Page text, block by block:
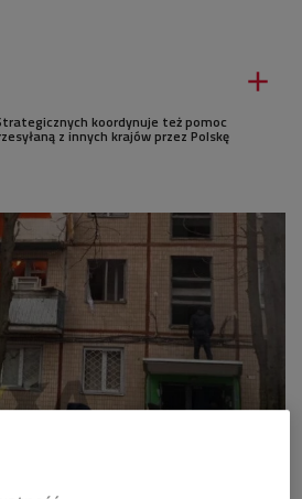

koordynuje też pomoc
z innych krajów przez Polskę